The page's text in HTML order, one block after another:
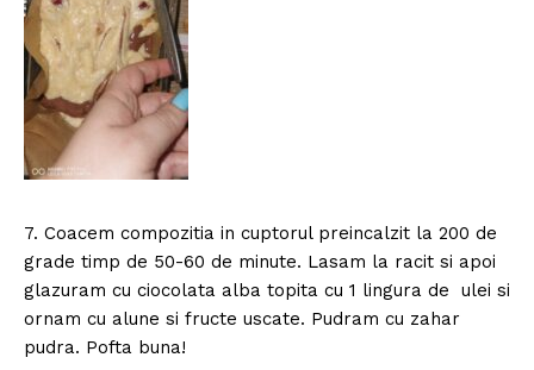
7. Coacem compozitia in cuptorul preincalzit la 200 de
grade timp de 50-60 de minute. Lasam la racit si apoi
glazuram cu ciocolata alba topita cu 1 lingura de ulei si
ornam cu alune si fructe uscate. Pudram cu zahar
pudra. Pofta buna!